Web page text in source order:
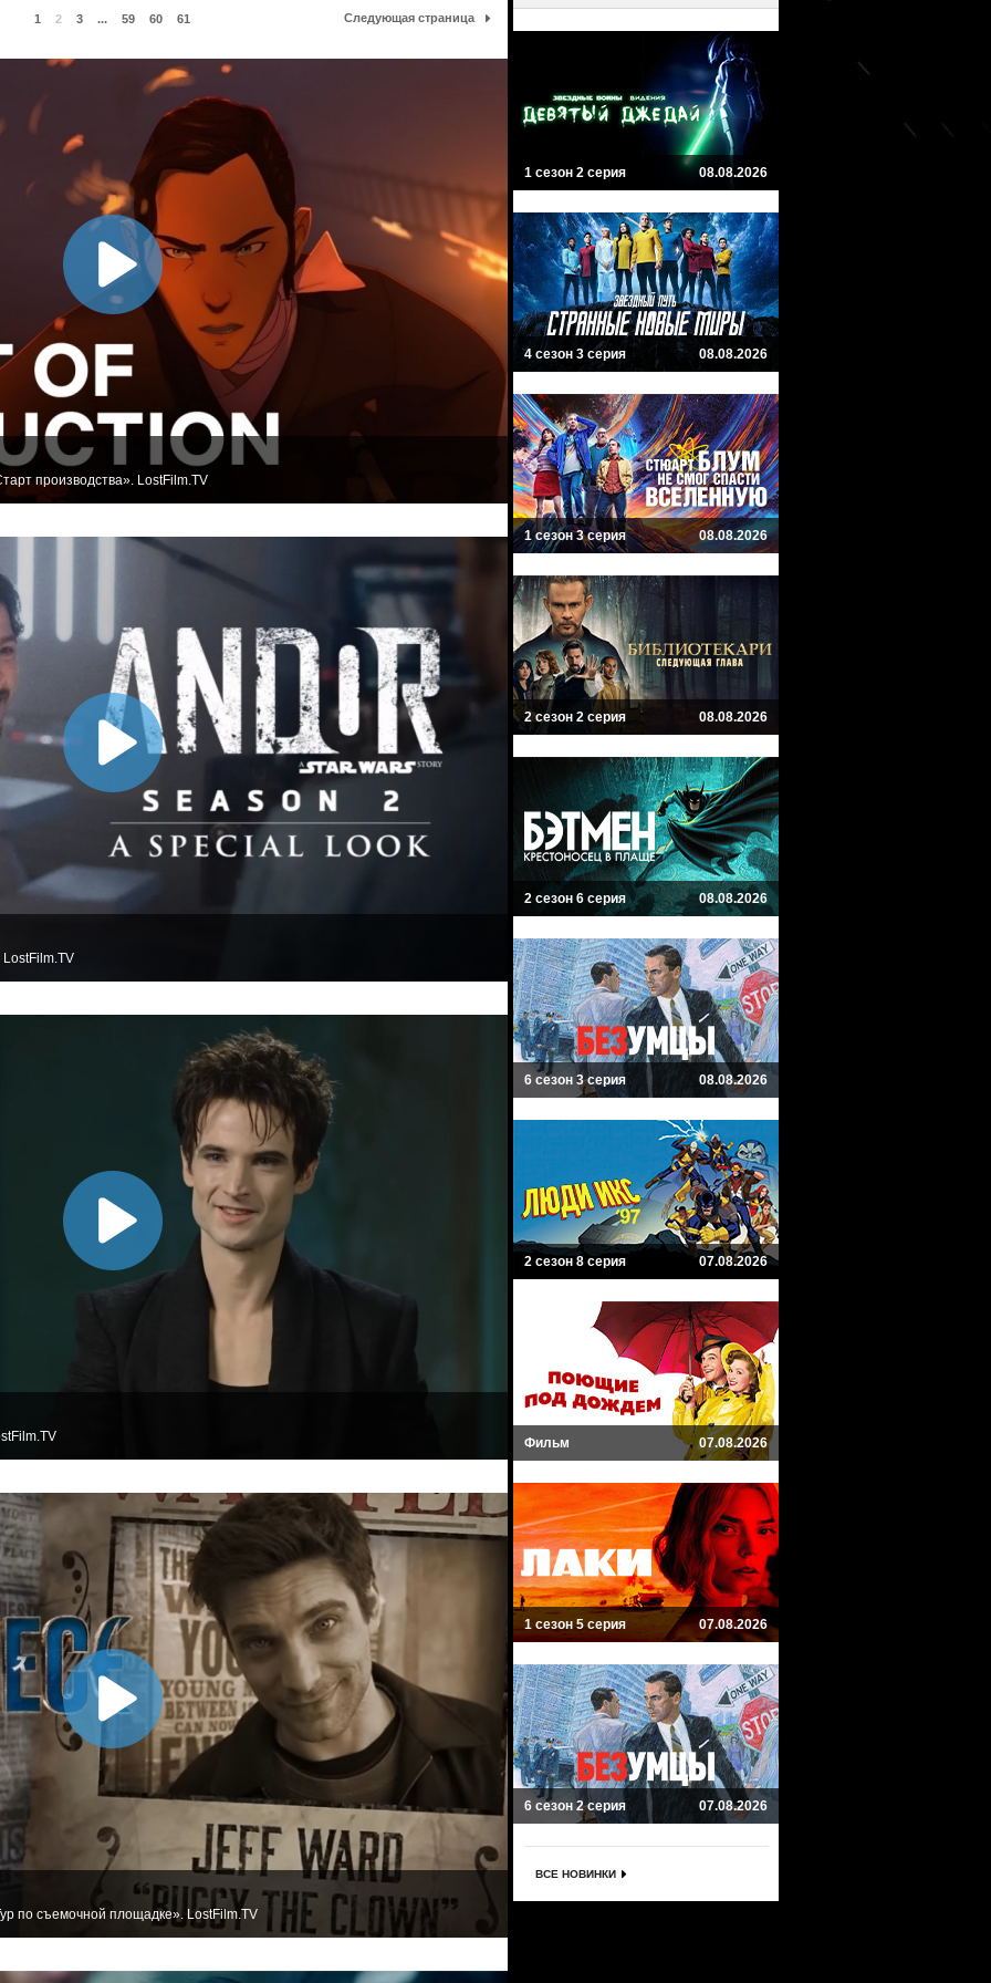
1 2 3 ... 59 60 61 Следующая страница
производства». LostFilm.TV
LostFilm.TV
по съемочной площадке». LostFilm.TV
1 сезон 2 серия 08.08.2026
4 сезон 3 серия 08.08.2026
1 сезон 3 серия 08.08.2026
2 сезон 2 серия 08.08.2026
2 сезон 6 серия 08.08.2026
6 сезон 3 серия 08.08.2026
2 сезон 8 серия 07.08.2026
Фильм 07.08.2026
1 сезон 5 серия 07.08.2026
6 сезон 2 серия 07.08.2026
ВСЕ НОВИНКИ